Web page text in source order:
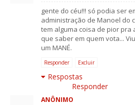
gente do céu!!! só podia ser
administração de Manoel do
tem alguma coisa de pior pra
que saber em quem vota...
um MANÉ.
Responder Excluir
Respostas
Responder
ANÔNIMO